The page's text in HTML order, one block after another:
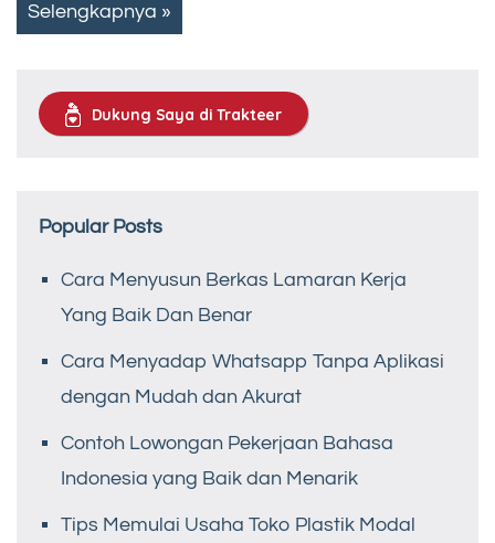
Selengkapnya »
Dukung Saya di Trakteer
Popular Posts
Cara Menyusun Berkas Lamaran Kerja
Yang Baik Dan Benar
Cara Menyadap Whatsapp Tanpa Aplikasi
dengan Mudah dan Akurat
Contoh Lowongan Pekerjaan Bahasa
Indonesia yang Baik dan Menarik
Tips Memulai Usaha Toko Plastik Modal